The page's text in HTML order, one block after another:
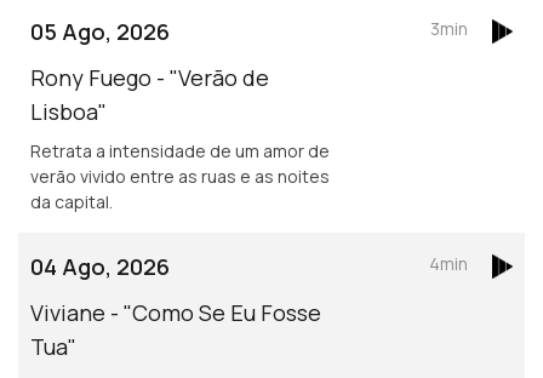
05 Ago, 2026
Rony Fuego - "Verão de
Lisboa"
Retrata a intensidade de um amor de
verão vivido entre as ruas e as noites
da capital.
3min
04 Ago, 2026
Viviane - "Como Se Eu Fosse
Tua"
4min